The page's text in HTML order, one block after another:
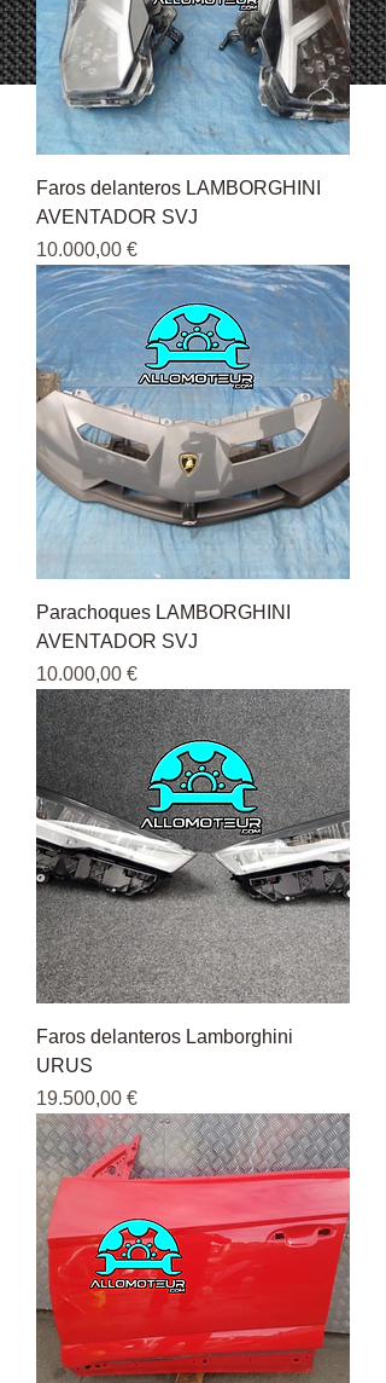
Faros delanteros LAMBORGHINI
AVENTADOR SVJ
Precio
10.000,00 €
Parachoques LAMBORGHINI
AVENTADOR SVJ
Precio
10.000,00 €
Faros delanteros Lamborghini
URUS
Precio
19.500,00 €